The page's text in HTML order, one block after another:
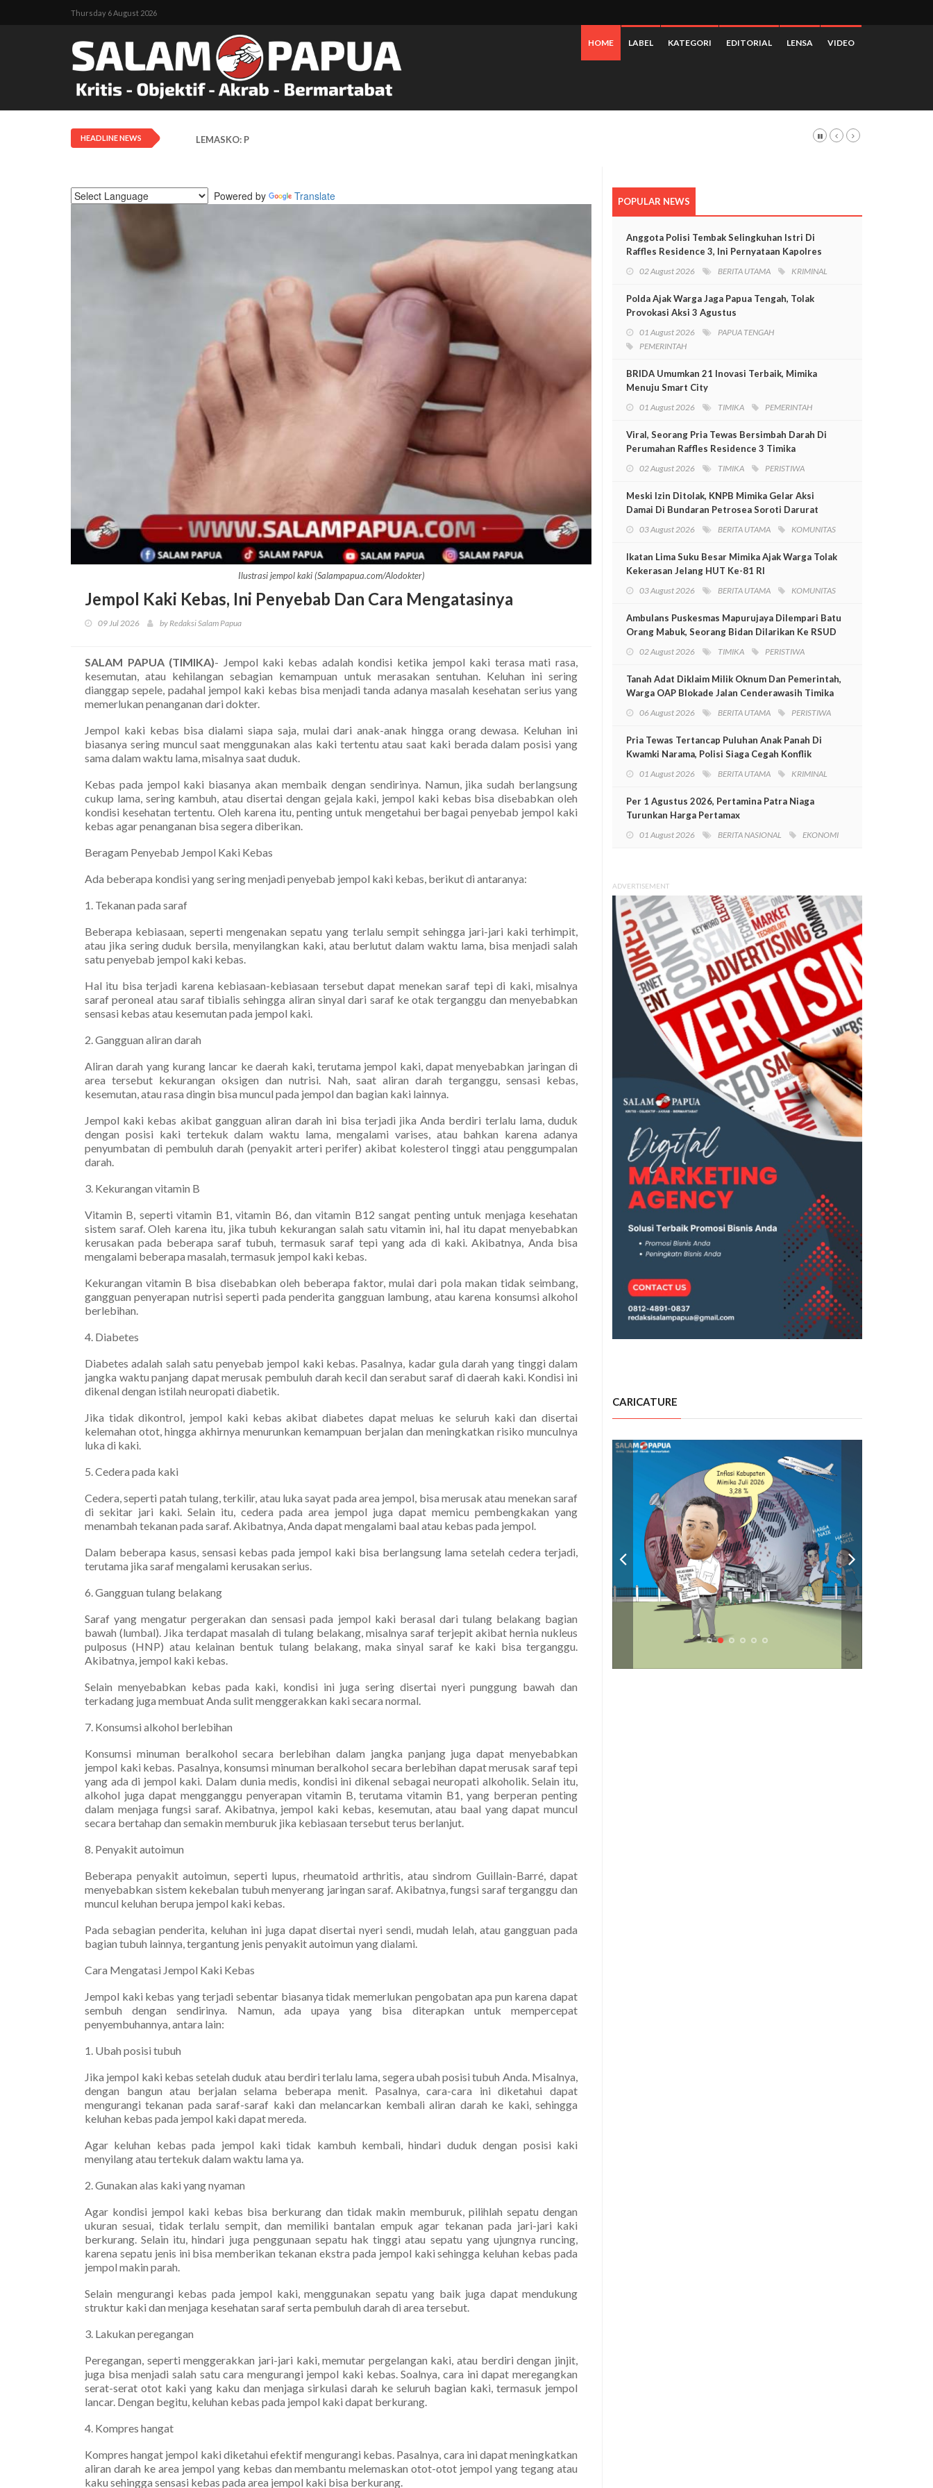
Thursday 6 August 2026
HOME LABEL KATEGORI EDITORIAL LENSA VIDEO
HEADLINE NEWS LEMASKO: Pendangkalan Di Pesisir Mimika Bukan Semata Akibat Tailing Freeport
Powered by Translate
Ilustrasi jempol kaki (Salampapua.com/Alodokter)
Jempol Kaki Kebas, Ini Penyebab Dan Cara Mengatasinya
09 Jul 2026 by Redaksi Salam Papua
SALAM PAPUA (TIMIKA)- Jempol kaki kebas adalah kondisi ketika jempol kaki terasa mati rasa,
kesemutan, atau kehilangan sebagian kemampuan untuk merasakan sentuhan. Keluhan ini sering
dianggap sepele, padahal jempol kaki kebas bisa menjadi tanda adanya masalah kesehatan serius yang
memerlukan penanganan dari dokter.
Jempol kaki kebas bisa dialami siapa saja, mulai dari anak-anak hingga orang dewasa. Keluhan ini
biasanya sering muncul saat menggunakan alas kaki tertentu atau saat kaki berada dalam posisi yang
sama dalam waktu lama, misalnya saat duduk.
Kebas pada jempol kaki biasanya akan membaik dengan sendirinya. Namun, jika sudah berlangsung
cukup lama, sering kambuh, atau disertai dengan gejala kaki, jempol kaki kebas bisa disebabkan oleh
kondisi kesehatan tertentu. Oleh karena itu, penting untuk mengetahui berbagai penyebab jempol kaki
kebas agar penanganan bisa segera diberikan.
Beragam Penyebab Jempol Kaki Kebas
Ada beberapa kondisi yang sering menjadi penyebab jempol kaki kebas, berikut di antaranya:
1. Tekanan pada saraf
Beberapa kebiasaan, seperti mengenakan sepatu yang terlalu sempit sehingga jari-jari kaki terhimpit,
atau jika sering duduk bersila, menyilangkan kaki, atau berlutut dalam waktu lama, bisa menjadi salah
satu penyebab jempol kaki kebas.
Hal itu bisa terjadi karena kebiasaan-kebiasaan tersebut dapat menekan saraf tepi di kaki, misalnya
saraf peroneal atau saraf tibialis sehingga aliran sinyal dari saraf ke otak terganggu dan menyebabkan
sensasi kebas atau kesemutan pada jempol kaki.
2. Gangguan aliran darah
Aliran darah yang kurang lancar ke daerah kaki, terutama jempol kaki, dapat menyebabkan jaringan di
area tersebut kekurangan oksigen dan nutrisi. Nah, saat aliran darah terganggu, sensasi kebas,
kesemutan, atau rasa dingin bisa muncul pada jempol dan bagian kaki lainnya.
Jempol kaki kebas akibat gangguan aliran darah ini bisa terjadi jika Anda berdiri terlalu lama, duduk
dengan posisi kaki tertekuk dalam waktu lama, mengalami varises, atau bahkan karena adanya
penyumbatan di pembuluh darah (penyakit arteri perifer) akibat kolesterol tinggi atau penggumpalan
darah.
3. Kekurangan vitamin B
Vitamin B, seperti vitamin B1, vitamin B6, dan vitamin B12 sangat penting untuk menjaga kesehatan
sistem saraf. Oleh karena itu, jika tubuh kekurangan salah satu vitamin ini, hal itu dapat menyebabkan
kerusakan pada beberapa saraf tubuh, termasuk saraf tepi yang ada di kaki. Akibatnya, Anda bisa
mengalami beberapa masalah, termasuk jempol kaki kebas.
Kekurangan vitamin B bisa disebabkan oleh beberapa faktor, mulai dari pola makan tidak seimbang,
gangguan penyerapan nutrisi seperti pada penderita gangguan lambung, atau karena konsumsi alkohol
berlebihan.
4. Diabetes
Diabetes adalah salah satu penyebab jempol kaki kebas. Pasalnya, kadar gula darah yang tinggi dalam
jangka waktu panjang dapat merusak pembuluh darah kecil dan serabut saraf di daerah kaki. Kondisi ini
dikenal dengan istilah neuropati diabetik.
Jika tidak dikontrol, jempol kaki kebas akibat diabetes dapat meluas ke seluruh kaki dan disertai
kelemahan otot, hingga akhirnya menurunkan kemampuan berjalan dan meningkatkan risiko munculnya
luka di kaki.
5. Cedera pada kaki
Cedera, seperti patah tulang, terkilir, atau luka sayat pada area jempol, bisa merusak atau menekan saraf
di sekitar jari kaki. Selain itu, cedera pada area jempol juga dapat memicu pembengkakan yang
menambah tekanan pada saraf. Akibatnya, Anda dapat mengalami baal atau kebas pada jempol.
Dalam beberapa kasus, sensasi kebas pada jempol kaki bisa berlangsung lama setelah cedera terjadi,
terutama jika saraf mengalami kerusakan serius.
6. Gangguan tulang belakang
Saraf yang mengatur pergerakan dan sensasi pada jempol kaki berasal dari tulang belakang bagian
bawah (lumbal). Jika terdapat masalah di tulang belakang, misalnya saraf terjepit akibat hernia nukleus
pulposus (HNP) atau kelainan bentuk tulang belakang, maka sinyal saraf ke kaki bisa terganggu.
Akibatnya, jempol kaki kebas.
Selain menyebabkan kebas pada kaki, kondisi ini juga sering disertai nyeri punggung bawah dan
terkadang juga membuat Anda sulit menggerakkan kaki secara normal.
7. Konsumsi alkohol berlebihan
Konsumsi minuman beralkohol secara berlebihan dalam jangka panjang juga dapat menyebabkan
jempol kaki kebas. Pasalnya, konsumsi minuman beralkohol secara berlebihan dapat merusak saraf tepi
yang ada di jempol kaki. Dalam dunia medis, kondisi ini dikenal sebagai neuropati alkoholik. Selain itu,
alkohol juga dapat mengganggu penyerapan vitamin B, terutama vitamin B1, yang berperan penting
dalam menjaga fungsi saraf. Akibatnya, jempol kaki kebas, kesemutan, atau baal yang dapat muncul
secara bertahap dan semakin memburuk jika kebiasaan tersebut terus berlanjut.
8. Penyakit autoimun
Beberapa penyakit autoimun, seperti lupus, rheumatoid arthritis, atau sindrom Guillain-Barré, dapat
menyebabkan sistem kekebalan tubuh menyerang jaringan saraf. Akibatnya, fungsi saraf terganggu dan
muncul keluhan berupa jempol kaki kebas.
Pada sebagian penderita, keluhan ini juga dapat disertai nyeri sendi, mudah lelah, atau gangguan pada
bagian tubuh lainnya, tergantung jenis penyakit autoimun yang dialami.
Cara Mengatasi Jempol Kaki Kebas
Jempol kaki kebas yang terjadi sebentar biasanya tidak memerlukan pengobatan apa pun karena dapat
sembuh dengan sendirinya. Namun, ada upaya yang bisa diterapkan untuk mempercepat
penyembuhannya, antara lain:
1. Ubah posisi tubuh
Jika jempol kaki kebas setelah duduk atau berdiri terlalu lama, segera ubah posisi tubuh Anda. Misalnya,
dengan bangun atau berjalan selama beberapa menit. Pasalnya, cara-cara ini diketahui dapat
mengurangi tekanan pada saraf-saraf kaki dan melancarkan kembali aliran darah ke kaki, sehingga
keluhan kebas pada jempol kaki dapat mereda.
Agar keluhan kebas pada jempol kaki tidak kambuh kembali, hindari duduk dengan posisi kaki
menyilang atau tertekuk dalam waktu lama ya.
2. Gunakan alas kaki yang nyaman
Agar kondisi jempol kaki kebas bisa berkurang dan tidak makin memburuk, pilihlah sepatu dengan
ukuran sesuai, tidak terlalu sempit, dan memiliki bantalan empuk agar tekanan pada jari-jari kaki
berkurang. Selain itu, hindari juga penggunaan sepatu hak tinggi atau sepatu yang ujungnya runcing,
karena sepatu jenis ini bisa memberikan tekanan ekstra pada jempol kaki sehingga keluhan kebas pada
jempol makin parah.
Selain mengurangi kebas pada jempol kaki, menggunakan sepatu yang baik juga dapat mendukung
struktur kaki dan menjaga kesehatan saraf serta pembuluh darah di area tersebut.
3. Lakukan peregangan
Peregangan, seperti menggerakkan jari-jari kaki, memutar pergelangan kaki, atau berdiri dengan jinjit,
juga bisa menjadi salah satu cara mengurangi jempol kaki kebas. Soalnya, cara ini dapat meregangkan
serat-serat otot kaki yang kaku dan menjaga sirkulasi darah ke seluruh bagian kaki, termasuk jempol
lancar. Dengan begitu, keluhan kebas pada jempol kaki dapat berkurang.
4. Kompres hangat
Kompres hangat jempol kaki diketahui efektif mengurangi kebas. Pasalnya, cara ini dapat meningkatkan
aliran darah ke area jempol yang kebas dan membantu melemaskan otot-otot jempol yang tegang atau
kaku sehingga sensasi kebas pada area jempol kaki bisa berkurang.
POPULAR NEWS
Anggota Polisi Tembak Selingkuhan Istri Di
Raffles Residence 3, Ini Pernyataan Kapolres
02 August 2026 BERITA UTAMA KRIMINAL
Polda Ajak Warga Jaga Papua Tengah, Tolak
Provokasi Aksi 3 Agustus
01 August 2026
PAPUA TENGAH
PEMERINTAH
BRIDA Umumkan 21 Inovasi Terbaik, Mimika
Menuju Smart City
01 August 2026 TIMIKA PEMERINTAH
Viral, Seorang Pria Tewas Bersimbah Darah Di
Perumahan Raffles Residence 3 Timika
02 August 2026 TIMIKA PERISTIWA
Meski Izin Ditolak, KNPB Mimika Gelar Aksi
Damai Di Bundaran Petrosea Soroti Darurat
03 August 2026 BERITA UTAMA KOMUNITAS
Ikatan Lima Suku Besar Mimika Ajak Warga Tolak
Kekerasan Jelang HUT Ke-81 RI
03 August 2026 BERITA UTAMA KOMUNITAS
Ambulans Puskesmas Mapurujaya Dilempari Batu
Orang Mabuk, Seorang Bidan Dilarikan Ke RSUD
02 August 2026 TIMIKA PERISTIWA
Tanah Adat Diklaim Milik Oknum Dan Pemerintah,
Warga OAP Blokade Jalan Cenderawasih Timika
06 August 2026 BERITA UTAMA PERISTIWA
Pria Tewas Tertancap Puluhan Anak Panah Di
Kwamki Narama, Polisi Siaga Cegah Konflik
01 August 2026 BERITA UTAMA KRIMINAL
Per 1 Agustus 2026, Pertamina Patra Niaga
Turunkan Harga Pertamax
01 August 2026 BERITA NASIONAL EKONOMI
ADVERTISEMENT
CARICATURE